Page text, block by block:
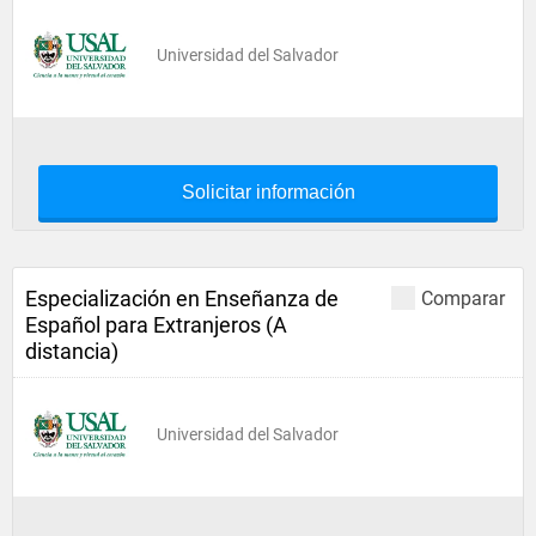
Universidad del Salvador
Solicitar información
Comparar
Especialización en Enseñanza de
Español para Extranjeros (A
distancia)
Universidad del Salvador